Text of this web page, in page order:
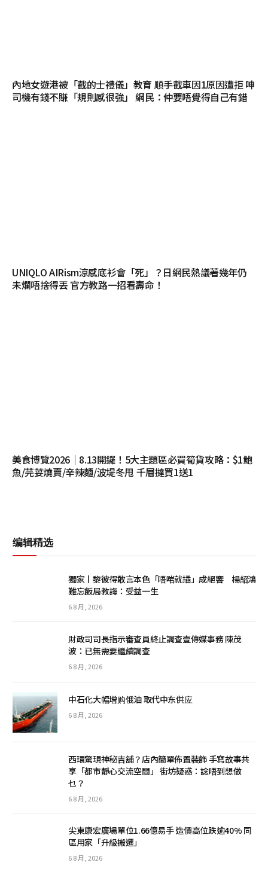
內地女遊港被「截的士禮儀」教育 順手截車因1原因遭拒 呻
司機有錢不賺「規則感很強」 網民：仲要唔覺得自己有錯
UNIQLO AIRism涼感底衫會「死」？日網民熱議著幾年仍
未爛唔捨得丟 官方教路一招看壽命！
美食博覽2026｜8.13開鑼！5大主題區必買筍貨攻略：$1鮑
魚/芫荽燒賣/辛辣麵/波堤冬甩 千層撻買1送1
编辑精选
獨家丨黎彼得敢言本色「唔啱就插」成絕響 楊紹鴻
難忘飯局教誨：受益一生
6 8 月, 2026
財政司司長指示審查員終止調查壹傳媒事務 陳茂
波：已無需要繼續調查
6 8 月, 2026
中石化大幅增购俄油 取代中东供应
6 8 月, 2026
西環驚現神秘吉舖？店內簡單佈置裝飾 手寫故事共
享「都市靜心交流空間」 街坊疑惑：諗唔到想做
乜？
6 8 月, 2026
尖東康宏廣場單位1.66億易手 造價高位跌逾40% 同
區用家「升級搬遷」
6 8 月, 2026